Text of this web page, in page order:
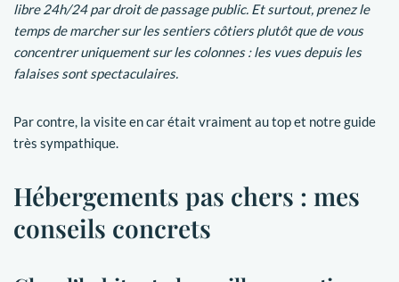
libre 24h/24 par droit de passage public. Et surtout, prenez le
temps de marcher sur les sentiers côtiers plutôt que de vous
concentrer uniquement sur les colonnes : les vues depuis les
falaises sont spectaculaires.
Par contre, la visite en car était vraiment au top et notre guide
très sympathique.
Hébergements pas chers : mes
conseils concrets